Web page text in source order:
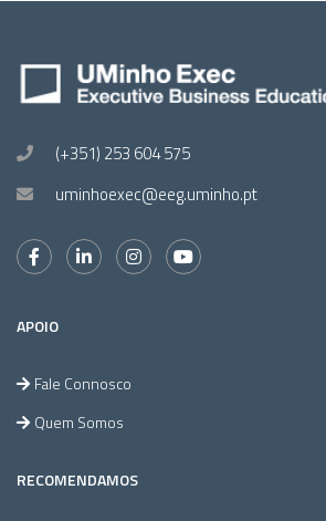
(+351) 253 604 575
uminhoexec@eeg.uminho.pt
APOIO
Fale Connosco
Quem Somos
RECOMENDAMOS